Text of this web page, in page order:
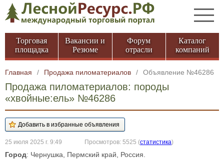
Торговая
площадка
Вакансии и
Резюме
Форум
отрасли
Каталог
компаний
Главная / Продажа пиломатериалов / Объявление №46286
Продажа пиломатериалов: породы
«хвойные:ель» №46286
25 июля 2025 г. 9:49 Просмотров: 5525 (статистика)
Город: Чернушка, Пермский край, Россия.